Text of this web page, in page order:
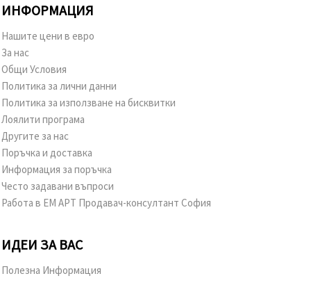
ИНФОРМАЦИЯ
Нашите цени в евро
За нас
Общи Условия
Политика за лични данни
Политика за използване на бисквитки
Лоялити програма
Другите за нас
Поръчка и доставка
Информация за поръчка
Често задавани въпроси
Работа в ЕМ АРТ Продавач-консултант София
ИДЕИ ЗА ВАС
Полезна Информация